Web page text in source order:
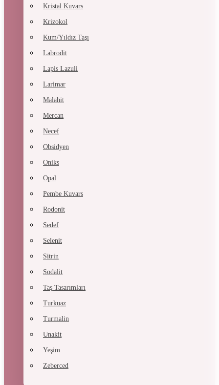
Kristal Kuvars
Krizokol
Kum/Yıldız Taşı
Labrodit
Lapis Lazuli
Larimar
Malahit
Mercan
Necef
Obsidyen
Oniks
Opal
Pembe Kuvars
Rodonit
Sedef
Selenit
Sitrin
Sodalit
Taş Tasarımları
Turkuaz
Turmalin
Unakit
Yeşim
Zeberced